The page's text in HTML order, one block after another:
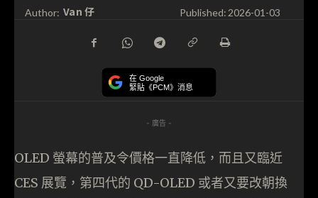
Author: Van 仔 Published: 2026-01-03
在 Google
緊貼《PCM》消息
- 廣告 -
OLED 螢幕的普及令價格一直降低，而且又臨近
CES 展覽，第四代的 QD-OLED 或者又要改朝換